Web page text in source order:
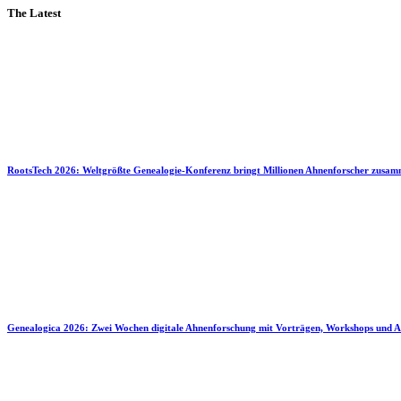
The Latest
RootsTech 2026: Weltgrößte Genealogie-Konferenz bringt Millionen Ahnenforscher
Genealogica 2026: Zwei Wochen digitale Ahnenforschung mit Vorträgen, Workshops und